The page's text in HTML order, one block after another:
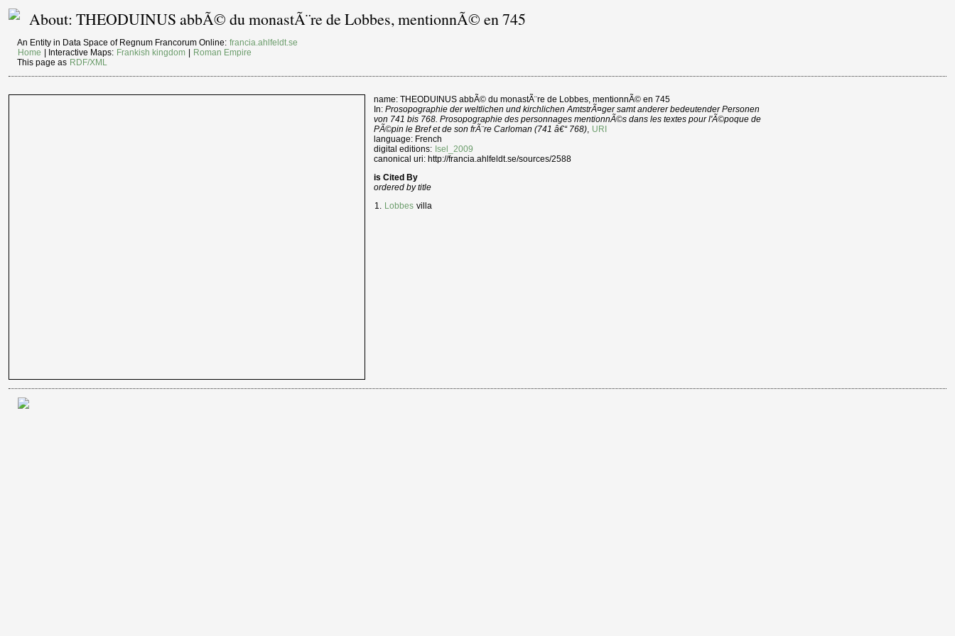
About: THEODUINUS abbÃ© du monastÃ¨re de Lobbes, mentionnÃ© en 745
An Entity in Data Space of Regnum Francorum Online: francia.ahlfeldt.se
Home
| Interactive Maps: Frankish kingdom
Roman Empire
This page as RDF/XML
name: THEODUINUS abbÃ© du monastÃ¨re de Lobbes, mentionnÃ© en 745
In:Prosopographie der weltlichen und kirchlichen AmtstrÃ¤ger samt anderer bedeutender Personen
von 741 bis 768. Prosopographie des personnages mentionnÃ©s dans les textes pour l'Ã©poque de
PÃ©pin le Bref et de son frÃ¨re Carloman (741 â€“ 768) URI
language: French
digital editions: Isel_2009
canonical uri: http://francia.ahlfeldt.se/sources/2588
is Cited By
ordered by title
Lobbes villa